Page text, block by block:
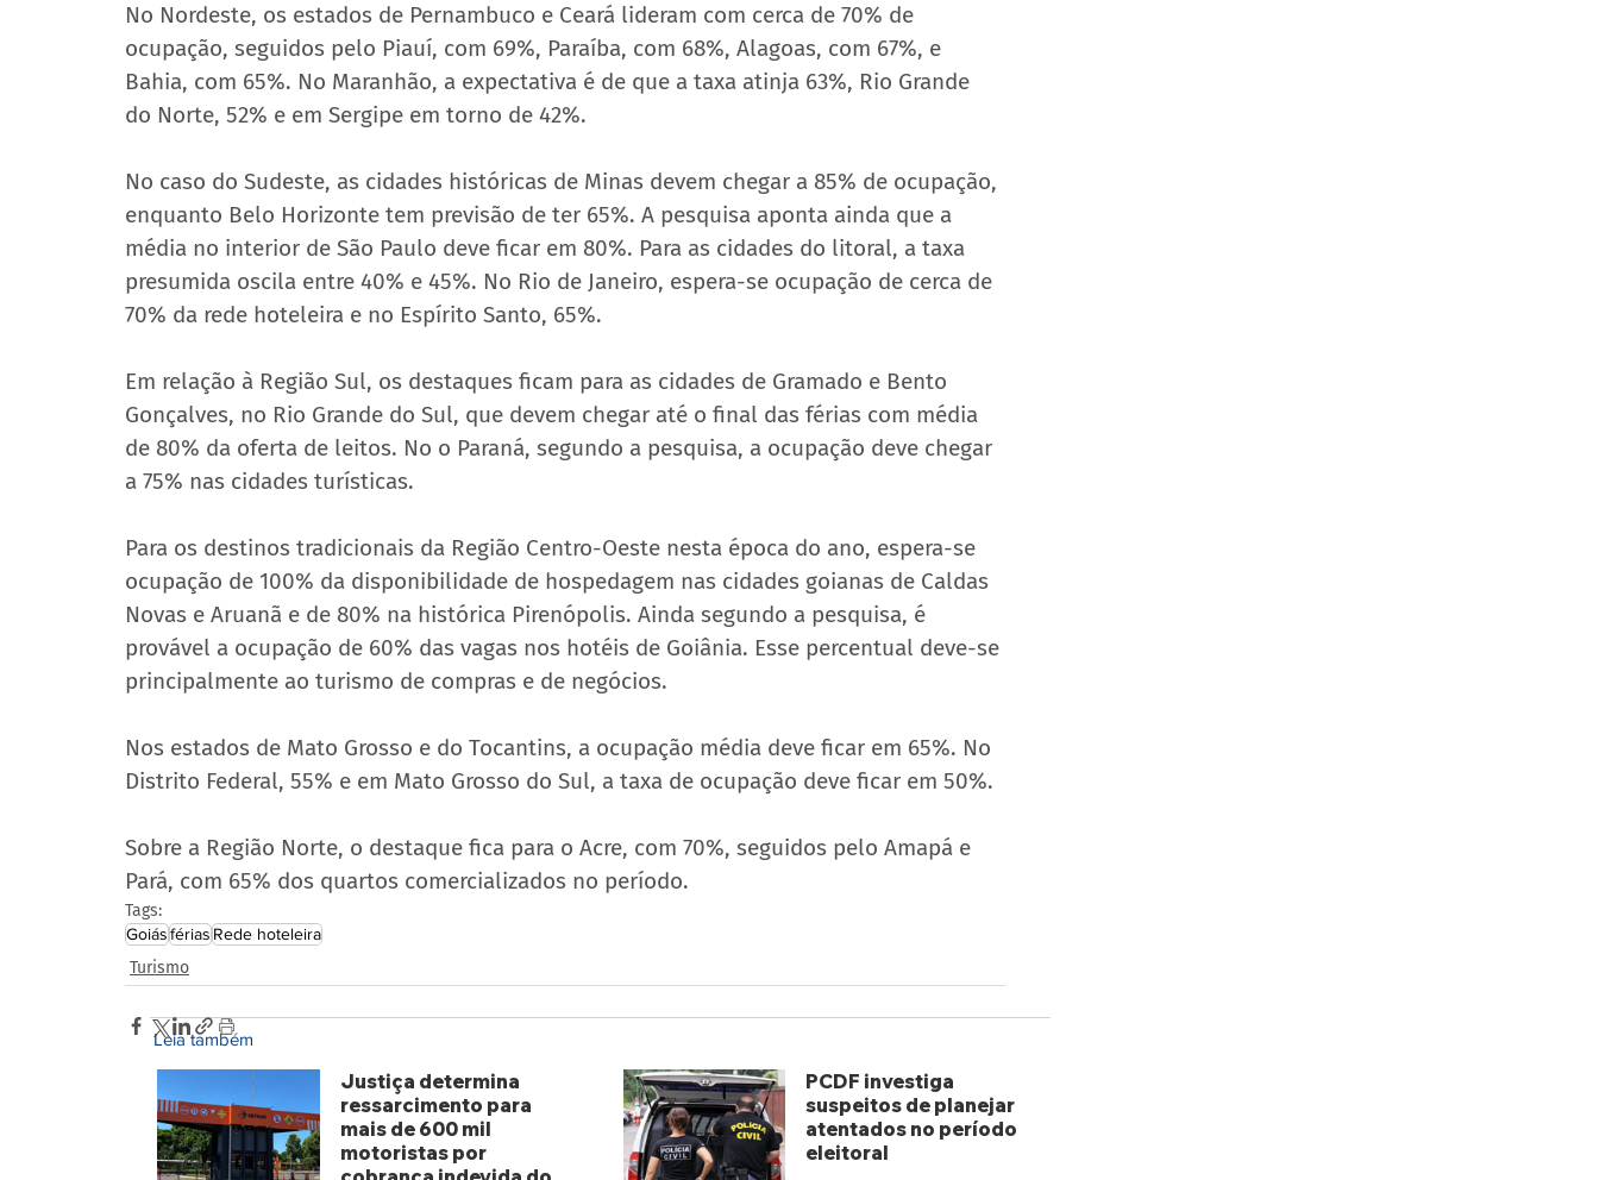
No Nordeste, os estados de Pernambuco e Ceará lideram com cerca de 70% de
ocupação, seguidos pelo Piauí, com 69%, Paraíba, com 68%, Alagoas, com 67%, e
Bahia, com 65%. No Maranhão, a expectativa é de que a taxa atinja 63%, Rio Grande
do Norte, 52% e em Sergipe em torno de 42%.
No caso do Sudeste, as cidades históricas de Minas devem chegar a 85% de ocupação,
enquanto Belo Horizonte tem previsão de ter 65%. A pesquisa aponta ainda que a
média no interior de São Paulo deve ficar em 80%. Para as cidades do litoral, a taxa
presumida oscila entre 40% e 45%. No Rio de Janeiro, espera-se ocupação de cerca de
70% da rede hoteleira e no Espírito Santo, 65%.
Em relação à Região Sul, os destaques ficam para as cidades de Gramado e Bento
Gonçalves, no Rio Grande do Sul, que devem chegar até o final das férias com média
de 80% da oferta de leitos. No o Paraná, segundo a pesquisa, a ocupação deve chegar
a 75% nas cidades turísticas.
Para os destinos tradicionais da Região Centro-Oeste nesta época do ano, espera-se
ocupação de 100% da disponibilidade de hospedagem nas cidades goianas de Caldas
Novas e Aruanã e de 80% na histórica Pirenópolis. Ainda segundo a pesquisa, é
provável a ocupação de 60% das vagas nos hotéis de Goiânia. Esse percentual deve-se
principalmente ao turismo de compras e de negócios.
Nos estados de Mato Grosso e do Tocantins, a ocupação média deve ficar em 65%. No
Distrito Federal, 55% e em Mato Grosso do Sul, a taxa de ocupação deve ficar em 50%.
Sobre a Região Norte, o destaque fica para o Acre, com 70%, seguidos pelo Amapá e
Pará, com 65% dos quartos comercializados no período.
Tags:
Goiásférias Rede hoteleira
Turismo
Leia também
Justiça determina
ressarcimento para
mais de 600 mil
motoristas por
PCDF investiga
suspeitos de planejar
atentados no período
eleitoral